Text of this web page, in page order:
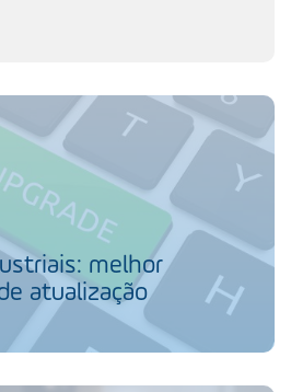
melhor
atualização